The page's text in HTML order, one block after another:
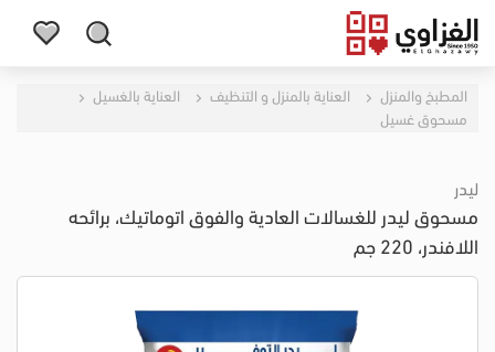
المطبخ والمنزل العناية بالمنزل و التنظيف
العناية بالغسيل
مسحوق غسيل
ليدر
مسحوق ليدر للغسالات العادية والفوق اتوماتيك، برائحه
اللافندر، 220 جم